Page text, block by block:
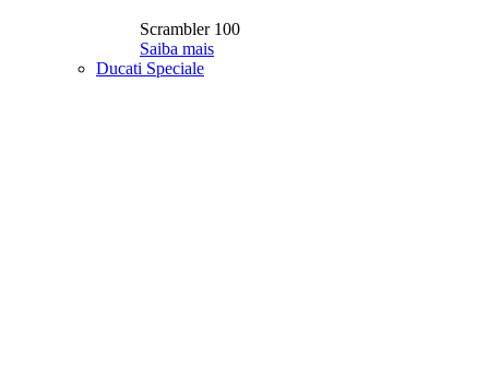
Scrambler 100
Saiba mais
Ducati Speciale